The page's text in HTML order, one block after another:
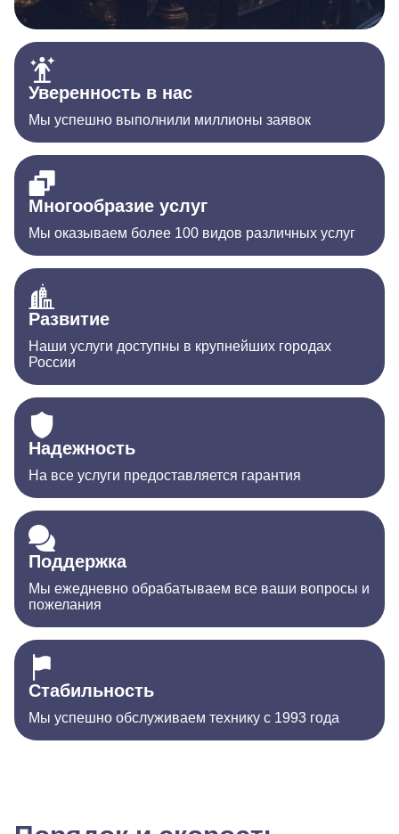
Уверенность в нас
Мы успешно выполнили миллионы заявок
Многообразие услуг
Мы оказываем более 100 видов различных услуг
Развитие
Наши услуги доступны в крупнейших городах
России
Надежность
На все услуги предоставляется гарантия
Поддержка
Мы ежедневно обрабатываем все ваши вопросы и
пожелания
Стабильность
Мы успешно обслуживаем технику с 1993 года